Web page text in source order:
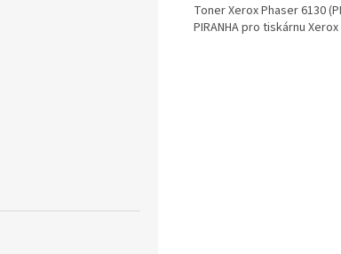
Toner Xerox Phaser 6130
PIRANHA pro tiskárnu